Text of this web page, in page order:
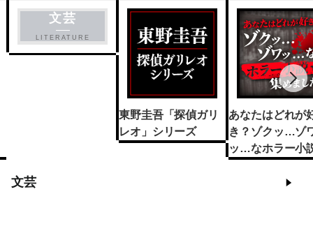
文芸
LITERATURE
東野圭吾「探偵ガリ
レオ」シリーズ
あなたはどれが
き？ゾクッ…ゾ
ッ…なホラー小
文芸